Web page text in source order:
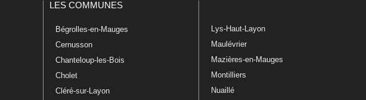
LES COMMUNES
Bégrolles-en-Mauges
Cernusson
Chanteloup-les-Bois
Cholet
Cléré-sur-Layon
Lys-Haut-Layon
Maulévrier
Mazières-en-Mauges
Montilliers
Nuaillé